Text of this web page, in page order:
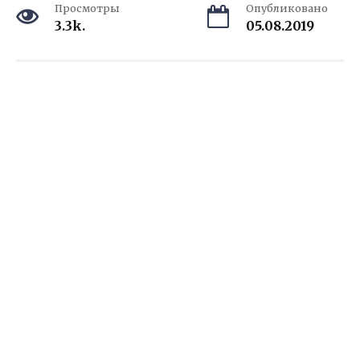
Просмотры
3.3k.
Опубликовано
05.08.2019